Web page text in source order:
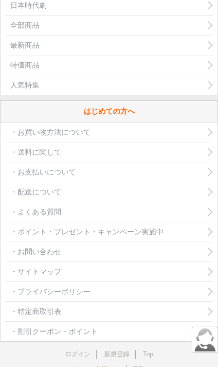
日本時代劇
全部商品
最新商品
特価商品
人気特集
はじめての方へ
・お買い物方法について
・送料に関して
・お支払いについて
・配送について
・よくある質問
・ポイント・プレゼント・キャンペーン実施中
・お問い合わせ
・サイトマップ
・プライバシーポリシー
・特定商取引表
・割引クーポン・ポイント
ログイン 新規登録
Top